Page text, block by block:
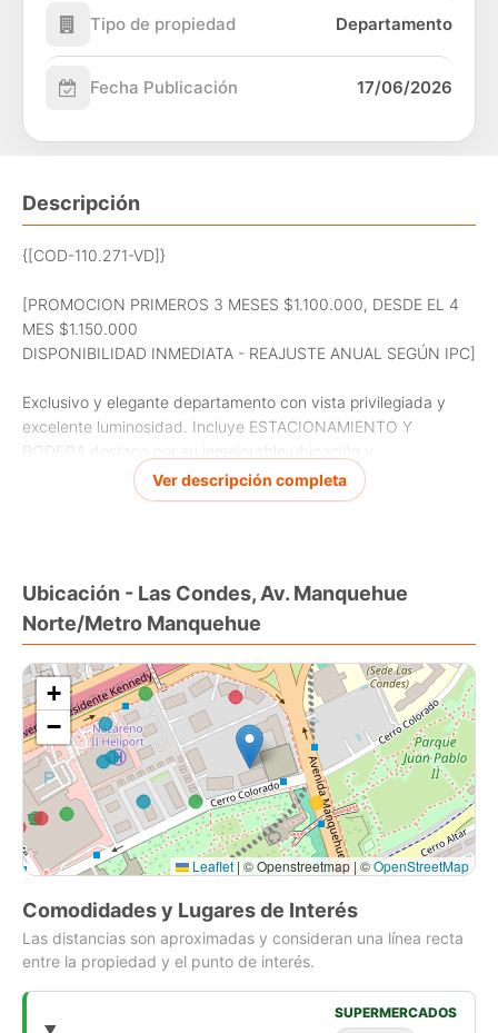
Tipo de propiedad Departamento
Fecha Publicación 17/06/2026
Descripción
{[COD-110.271-VD]}
[PROMOCION PRIMEROS 3 MESES $1.100.000, DESDE EL 4
MES $1.150.000
DISPONIBILIDAD INMEDIATA - REAJUSTE ANUAL SEGÚN IPC]
Exclusivo y elegante departamento con vista privilegiada y
excelente luminosidad. Incluye ESTACIONAMIENTO Y
BODEGA destaca por su inmejorable ubicación y
conectividad, cercano a colegios, centros comerciales y
servicios. A solo pasos del Parque Araucano y de la estación
CARACTERÍSTICAS
- 57/73 m2 totales
- Terraza amplia y cerrada
- 2 dormitorios, 1 en suite con salida a terraza
- 2 baños
- Living comedor juntos
- Cocina vitrocerámica, full equipada y con horno eléctrico
- Bodega
- Estacionamiento
OTROS
- Piso 14
- Gastos comunes $200.000 aprox., según uso de agua
caliente
- Agua caliente por caldera
- Conexión a lavadora
Ver descripción completa
Ubicación - Las Condes, Av. Manquehue
Norte/Metro Manquehue
+
−
Leaflet | © Openstreetmap | ©OpenStreetMap
Comodidades y Lugares de Interés
Las distancias son aproximadas y consideran una línea recta
entre la propiedad y el punto de interés.
SUPERMERCADOS